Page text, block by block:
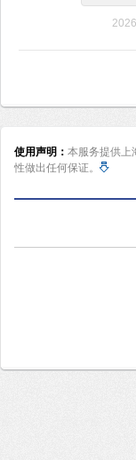
使用声明： 本服务提供上
性做出任何保证。